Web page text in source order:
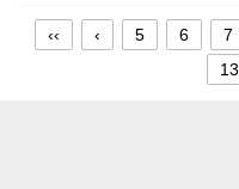
‹‹ ‹ 5 6 7
13